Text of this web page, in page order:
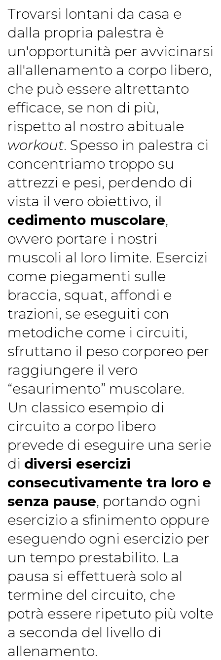
Trovarsi lontani da casa e
dalla propria palestra è
un'opportunità per avvicinarsi
all'allenamento a corpo libero,
che può essere altrettanto
efficace, se non di più,
rispetto al nostro abituale
workout. Spesso in palestra ci
concentriamo troppo su
attrezzi e pesi, perdendo di
vista il vero obiettivo, il
cedimento muscolare,
ovvero portare i nostri
muscoli al loro limite. Esercizi
come piegamenti sulle
braccia, squat, affondi e
trazioni, se eseguiti con
metodiche come i circuiti,
sfruttano il peso corporeo per
raggiungere il vero
“esaurimento” muscolare.
Un classico esempio di
circuito a corpo libero
prevede di eseguire una serie
di diversi esercizi
consecutivamente tra loro e
senza pause, portando ogni
esercizio a sfinimento oppure
eseguendo ogni esercizio per
un tempo prestabilito. La
pausa si effettuerà solo al
termine del circuito, che
potrà essere ripetuto più volte
a seconda del livello di
allenamento.